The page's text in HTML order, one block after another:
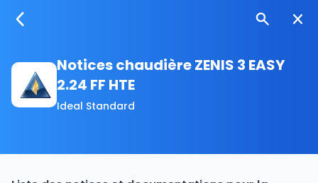
Notices chaudière ZENIS 3 EASY
2.24 FF HTE
Ideal Standard